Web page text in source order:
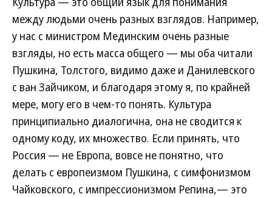
между людьми очень разных взглядов. Например,
у нас с министром Мединским очень разные
взгляды, но есть масса общего — мы оба читали
Пушкина, Толстого, видимо даже и Данилевского
с ван Зайчиком, и благодаря этому я, по крайней
мере, могу его в чем-то понять. Культура
принципиально диалогична, она не сводится к
одному коду, их множество. Если принять, что
Россия — не Европа, вовсе не понятно, что
делать с европеизмом Пушкина, с симфонизмом
Чайковского, с импрессионизмом Репина,— это